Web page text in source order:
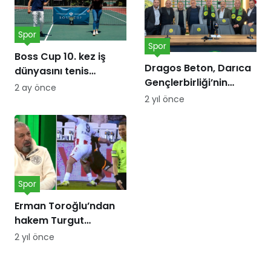
Boss Cup 10. kez iş
dünyasını tenis
kortunda
Spor
2 ay önce
Dragos Beton, Darıca
Gençlerbirliği’nin
forma göğüs
Spor
2 yıl önce
Erman Toroğlu’ndan
hakem Turgut
Doman’a ‘Barış Alper
Spor
2 yıl önce